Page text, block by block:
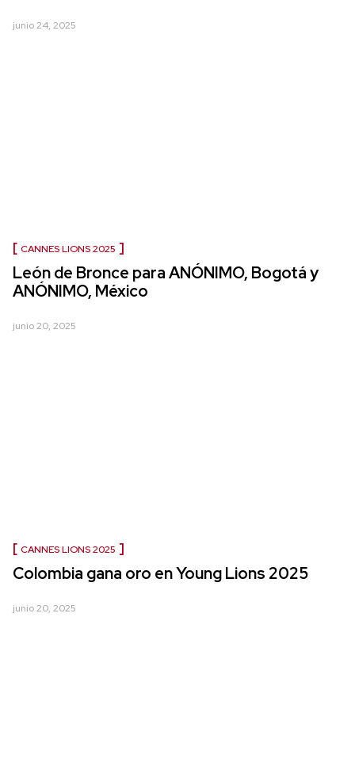
junio 24, 2025
CANNES LIONS 2025
León de Bronce para ANÓNIMO, Bogotá y
ANÓNIMO, México
junio 20, 2025
CANNES LIONS 2025
Colombia gana oro en Young Lions 2025
junio 20, 2025